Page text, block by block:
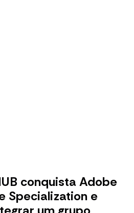
conquista Adobe
Specialization e